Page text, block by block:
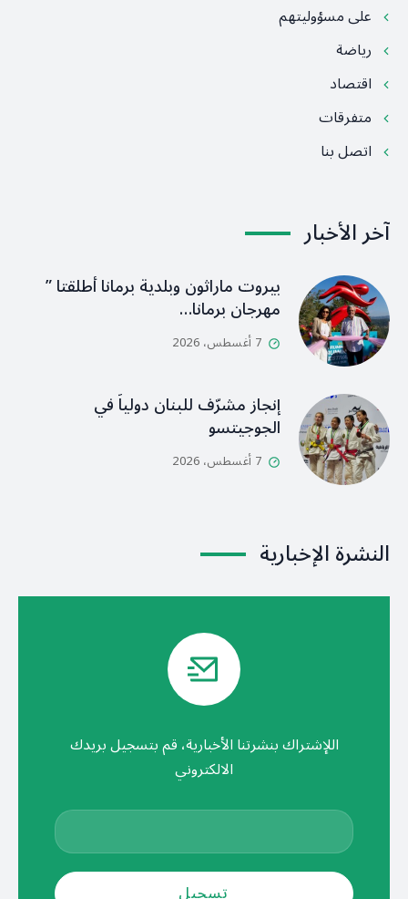
على مسؤوليتهم
رياضة
اقتصاد
متفرقات
اتصل بنا
آخر الأخبار
بيروت ماراثون وبلدية برمانا أطلقتا ”
مهرجان برمانا…
7 أغسطس، 2026
إنجاز مشرّف للبنان دولياً في
الجوجيتسو
7 أغسطس، 2026
النشرة الإخبارية
اللإشتراك بنشرتنا الأخبارية، قم بتسجيل بريدك
الالكتروني